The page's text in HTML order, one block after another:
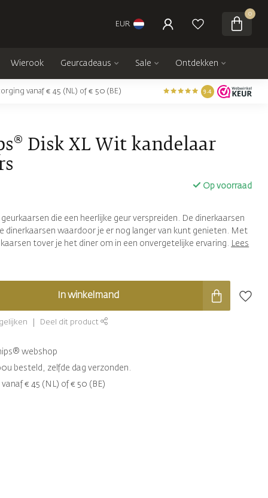
EUR
0
Wierook Geurcadeaus Sale Ontdekken
vanaf € 45 (NL) of € 50 (BE) 9.4
Disk XL Wit kandelaar
Op voorraad
die een heerlijke geur verspreiden. De dinerkaarsen
dinerkaarsen waardoor je er nog langer van kunt genieten. Met
tover je het diner om in een onvergetelijke ervaring. Lees
In winkelmand
Deel dit product
webshop
besteld, zelfde dag verzonden.
€ 45 (NL) of € 50 (BE)